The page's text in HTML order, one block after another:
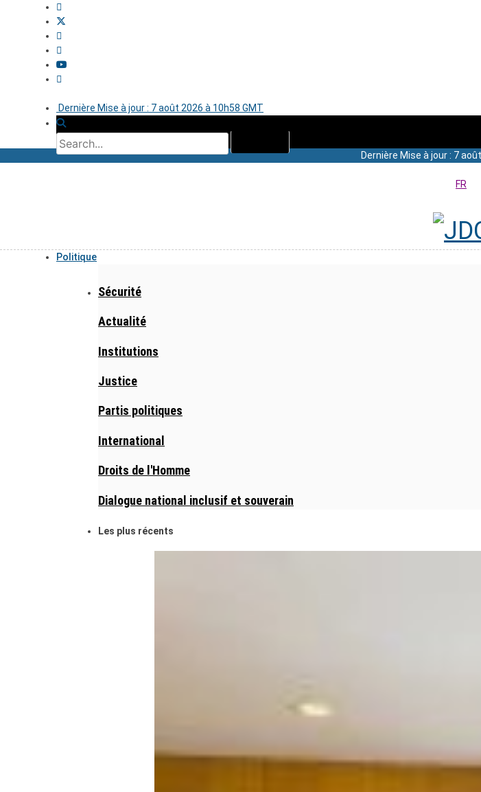
Dernière Mise à jour : 7 août 2026 à 10h58 GMT
Dernière Mise à jour : 7
FR
Politique
Sécurité
Actualité
Institutions
Justice
Partis politiques
International
Droits de l'Homme
Dialogue national inclusif et souverain
Les plus récents